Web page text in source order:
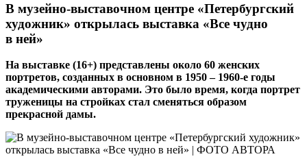
В музейно-выставочном центре «Петербургский
художник» открылась выставка «Все чудно
в ней»
На выставке (16+) представлены около 60 женских
портретов, созданных в основном в 1950 – 1960‑е годы
академическими авторами. Это было время, когда портрет
труженицы на стройках стал сменяться образом
прекрасной дамы.